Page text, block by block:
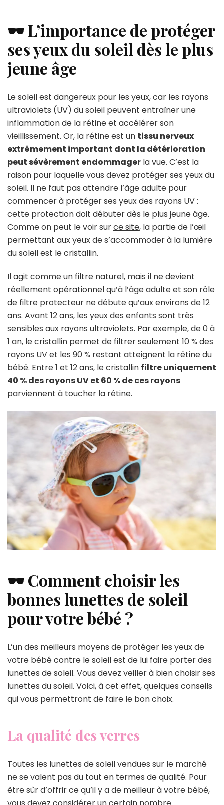
🕶️ L’importance de protéger
ses yeux du soleil dès le plus
jeune âge
Le soleil est dangereux pour les yeux, car les rayons
ultraviolets (UV) du soleil peuvent entraîner une
inflammation de la rétine et accélérer son
vieillissement. Or, la rétine est un tissu nerveux
extrêmement important dont la détérioration
peut sévèrement endommager la vue. C’est la
raison pour laquelle vous devez protéger ses yeux du
soleil. Il ne faut pas attendre l’âge adulte pour
commencer à protéger ses yeux des rayons UV :
cette protection doit débuter dès le plus jeune âge.
Comme on peut le voir surce site, la partie de l’œil
permettant aux yeux de s’accommoder à la lumière
du soleil est le cristallin.
Il agit comme un filtre naturel, mais il ne devient
réellement opérationnel qu’à l’âge adulte et son rôle
de filtre protecteur ne débute qu’aux environs de 12
ans. Avant 12 ans, les yeux des enfants sont très
sensibles aux rayons ultraviolets. Par exemple, de 0 à
1 an, le cristallin permet de filtrer seulement 10 % des
rayons UV et les 90 % restant atteignent la rétine du
bébé. Entre 1 et 12 ans, le cristallin filtre uniquement
40 % des rayons UV et 60 % de ces rayons
parviennent à toucher la rétine.
🕶️ Comment choisir les
bonnes lunettes de soleil
pour votre bébé ?
L’un des meilleurs moyens de protéger les yeux de
votre bébé contre le soleil est de lui faire porter des
lunettes de soleil. Vous devez veiller à bien choisir ses
lunettes du soleil. Voici, à cet effet, quelques conseils
qui vous permettront de faire le bon choix.
La qualité des verres
Toutes les lunettes de soleil vendues sur le marché
ne se valent pas du tout en termes de qualité. Pour
être sûr d’offrir ce qu’il y a de meilleur à votre bébé,